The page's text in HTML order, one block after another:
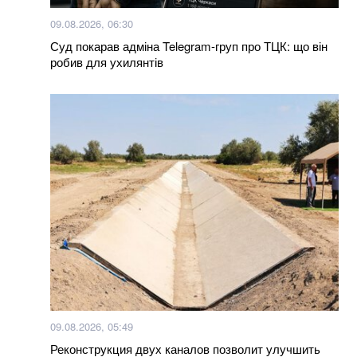
09.08.2026, 06:30
Суд покарав адміна Telegram-груп про ТЦК: що він
робив для ухилянтів
09.08.2026, 05:49
Реконструкция двух каналов позволит улучшить